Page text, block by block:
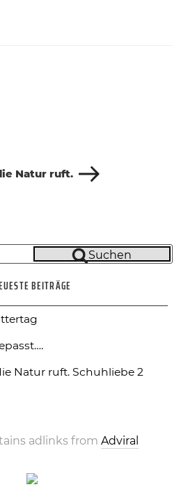
Natur ruft.
Suchen
BEITRÄGE
Natur ruft. Schuhliebe 2
adlinks fromAdviral